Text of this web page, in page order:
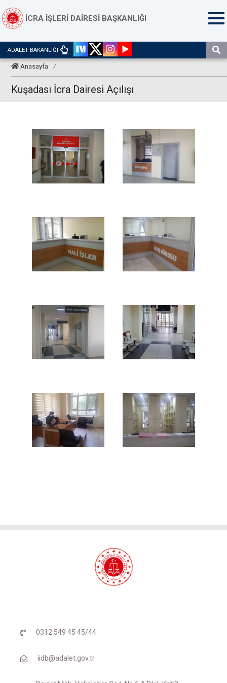
İCRA İŞLERİ DAİRESİ BAŞKANLIĞI
ADALET BAKANLIĞI
Anasayfa /
Kuşadası İcra Dairesi Açılışı
0312 549 45 45/44
iidb@adalet.gov.tr